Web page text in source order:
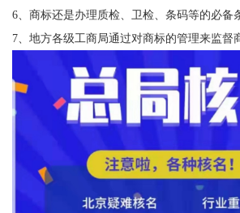
6、商标还是办理质检、卫检、条码等的必备
7、地方各级工商局通过对商标的管理来监督